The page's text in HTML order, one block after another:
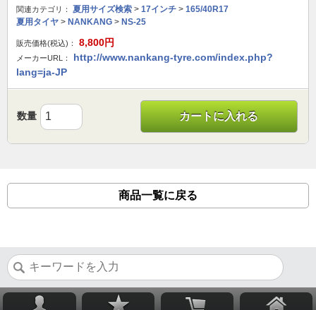
関連カテゴリ： 夏用サイズ検索 > 17インチ > 165/40R17
夏用タイヤ > NANKANG > NS-25
販売価格(税込)： 8,800円
メーカーURL：
http://www.nankang-tyre.com/index.php?
lang=ja-JP
数量 カートに入れる
商品一覧に戻る